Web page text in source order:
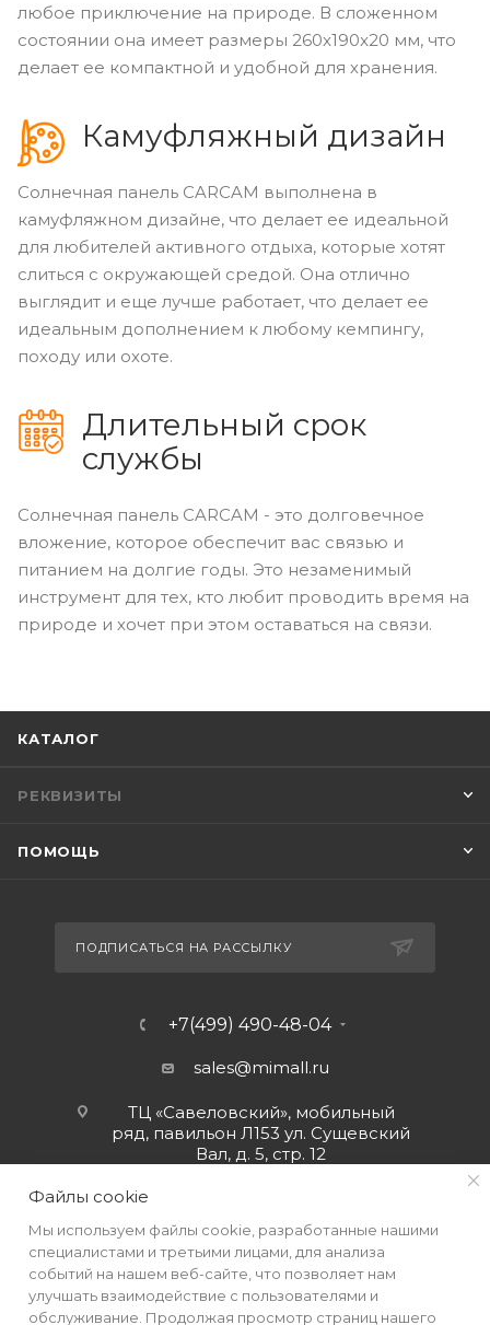
любое приключение на природе. В сложенном
состоянии она имеет размеры 260x190x20 мм, что
делает ее компактной и удобной для хранения.
Камуфляжный дизайн
Солнечная панель CARCAM выполнена в
камуфляжном дизайне, что делает ее идеальной
для любителей активного отдыха, которые хотят
слиться с окружающей средой. Она отлично
выглядит и еще лучше работает, что делает ее
идеальным дополнением к любому кемпингу,
походу или охоте.
Длительный срок
службы
Солнечная панель CARCAM - это долговечное
вложение, которое обеспечит вас связью и
питанием на долгие годы. Это незаменимый
инструмент для тех, кто любит проводить время на
природе и хочет при этом оставаться на связи.
КАТАЛОГ
РЕКВИЗИТЫ
ПОМОЩЬ
ПОДПИСАТЬСЯ НА РАССЫЛКУ
+7(499) 490-48-04
sales@mimall.ru
ТЦ «Савеловский», мобильный
ряд, павильон Л153 ул. Сущевский
Вал, д. 5, стр. 12
Файлы cookie
Мы используем файлы cookie, разработанные нашими
специалистами и третьими лицами, для анализа
событий на нашем веб-сайте, что позволяет нам
улучшать взаимодействие с пользователями и
обслуживание. Продолжая просмотр страниц нашего